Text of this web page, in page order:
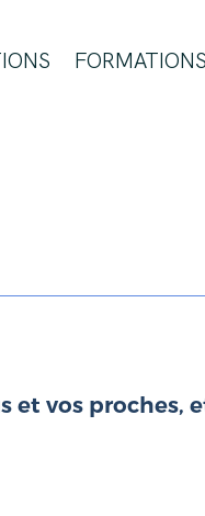
FORMATIONS
et vos proches,